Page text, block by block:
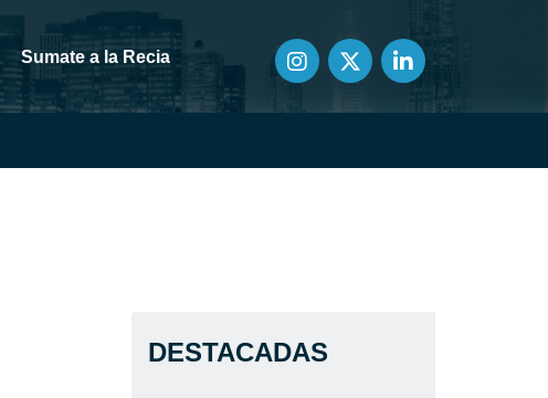
Sumate a la Recia
DESTACADAS